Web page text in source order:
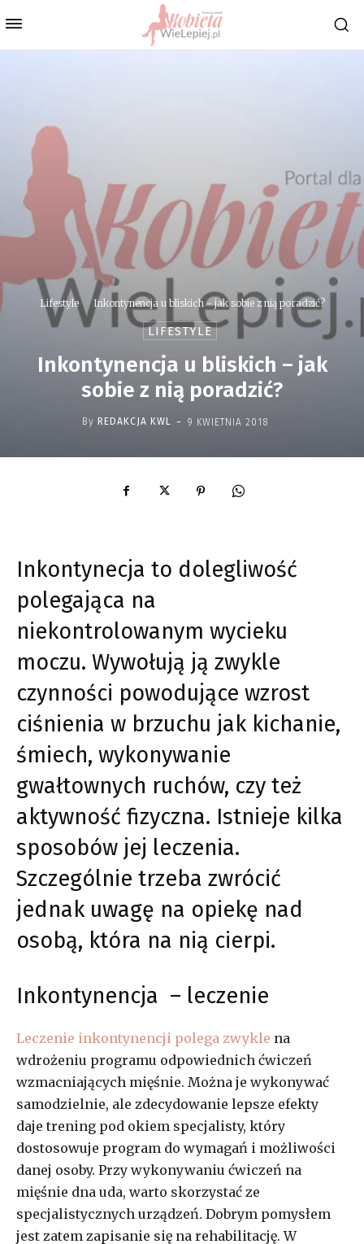
Lifestyle Inkontynencja u bliskich - jak sobie z nią poradzić?
LIFESTYLE
Inkontynencja u bliskich – jak
sobie z nią poradzić?
By REDAKCJA KWL - 9 KWIETNIA 2018
Inkontynecja to dolegliwość
polegająca na
niekontrolowanym wycieku
moczu. Wywołują ją zwykle
czynności powodujące wzrost
ciśnienia w brzuchu jak kichanie,
śmiech, wykonywanie
gwałtownych ruchów, czy też
aktywność fizyczna. Istnieje kilka
sposobów jej leczenia.
Szczególnie trzeba zwrócić
jednak uwagę na opiekę nad
osobą, która na nią cierpi.
Inkontynencja – leczenie
Leczenie inkontynencji polega zwykle na
wdrożeniu programu odpowiednich ćwiczeń
wzmacniających mięśnie. Można je wykonywać
samodzielnie, ale zdecydowanie lepsze efekty
daje trening pod okiem specjalisty, który
dostosowuje program do wymagań i możliwości
danej osoby. Przy wykonywaniu ćwiczeń na
mięśnie dna uda, warto skorzystać ze
specjalistycznych urządzeń. Dobrym pomysłem
jest zatem zapisanie się na rehabilitację. W